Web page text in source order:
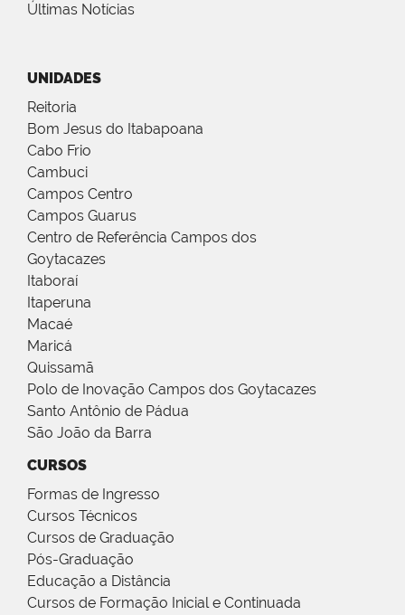
Últimas Notícias
UNIDADES
Reitoria
Bom Jesus do Itabapoana
Cabo Frio
Cambuci
Campos Centro
Campos Guarus
Centro de Referência Campos dos
Goytacazes
Itaboraí
Itaperuna
Macaé
Maricá
Quissamã
Polo de Inovação Campos dos Goytacazes
Santo Antônio de Pádua
São João da Barra
CURSOS
Formas de Ingresso
Cursos Técnicos
Cursos de Graduação
Pós-Graduação
Educação a Distância
Cursos de Formação Inicial e Continuada